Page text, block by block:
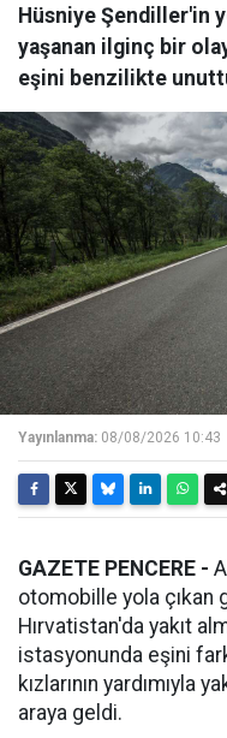
Hüsniye Şendiller'in
yaşanan ilginç bir
eşini benzilikte
Yayınlanma: 08/08/2026 10:43
GAZETE PENCERE -
otomobille yola çıkan
Hırvatistan'da yakıt
istasyonunda eşini
kızlarının yardımıyla
araya geldi.